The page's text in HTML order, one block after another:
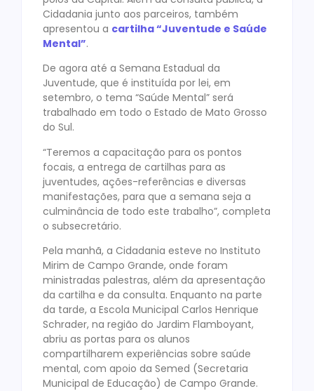
Cidadania junto aos parceiros, também
apresentou a cartilha “Juventude e Saúde
Mental”.
De agora até a Semana Estadual da
Juventude, que é instituída por lei, em
setembro, o tema “Saúde Mental” será
trabalhado em todo o Estado de Mato Grosso
do Sul.
“Teremos a capacitação para os pontos
focais, a entrega de cartilhas para as
juventudes, ações-referências e diversas
manifestações, para que a semana seja a
culminância de todo este trabalho”, completa
o subsecretário.
Pela manhã, a Cidadania esteve no Instituto
Mirim de Campo Grande, onde foram
ministradas palestras, além da apresentação
da cartilha e da consulta. Enquanto na parte
da tarde, a Escola Municipal Carlos Henrique
Schrader, na região do Jardim Flamboyant,
abriu as portas para os alunos
compartilharem experiências sobre saúde
mental, com apoio da Semed (Secretaria
Municipal de Educação) de Campo Grande.